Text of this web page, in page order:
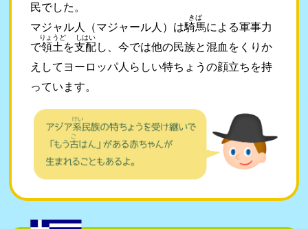
民でした。
マジャル人（マジャール人）は騎馬
きば
による軍事力
で領土
りょうど
を支配
しはい
し、今では他の民族と混血をくりか
えしてヨーロッパ人らしい特ちょうの顔立ちを持
っています。